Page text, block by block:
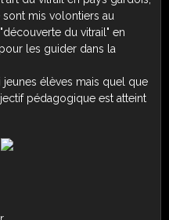
mis volontiers au
du vitrail" en
les guider dans la
jeunes élèves mais quel que
pédagogique est atteint